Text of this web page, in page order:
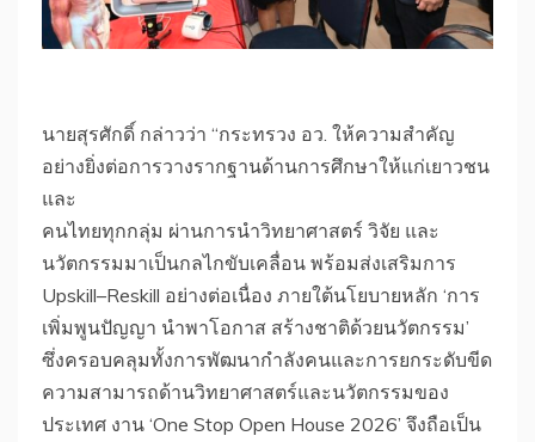
​นายสุรศักดิ์ กล่าวว่า “กระทรวง อว. ให้ความสำคัญ
อย่างยิ่งต่อการวางรากฐานด้านการศึกษาให้แก่เยาวชน
และ
คนไทยทุกกลุ่ม ผ่านการนำวิทยาศาสตร์ วิจัย และ
นวัตกรรมมาเป็นกลไกขับเคลื่อน พร้อมส่งเสริมการ
Upskill–Reskill อย่างต่อเนื่อง ภายใต้นโยบายหลัก ‘การ
เพิ่มพูนปัญญา นำพาโอกาส สร้างชาติด้วยนวัตกรรม’
ซึ่งครอบคลุมทั้งการพัฒนากำลังคนและการยกระดับขีด
ความสามารถด้านวิทยาศาสตร์และนวัตกรรมของ
ประเทศ งาน ‘One Stop Open House 2026’ จึงถือเป็น